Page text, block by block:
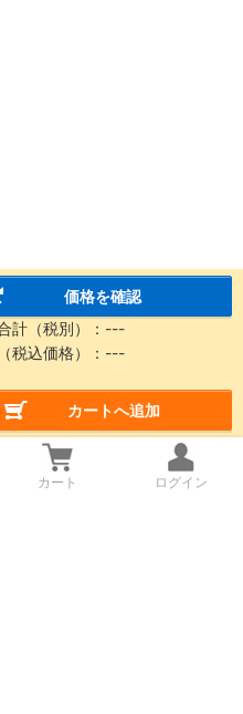
価格を確認
計（税別）： ---
（税込価格）： ---
カートへ追加
カート ログイン